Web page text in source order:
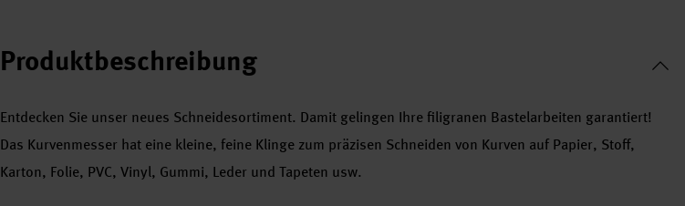
Produktbeschreibung
Entdecken Sie unser neues Schneidesortiment. Damit gelingen Ihre filigranen Bastelarbeiten garantiert!
Das Kurvenmesser hat eine kleine, feine Klinge zum präzisen Schneiden von Kurven auf Papier, Stoff,
Karton, Folie, PVC, Vinyl, Gummi, Leder und Tapeten usw.